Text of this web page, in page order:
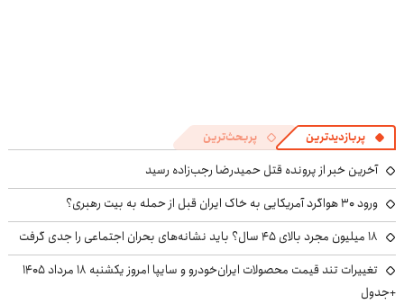
پربازدیدترین پربحث‌ترین
آخرین خبر از پرونده قتل حمیدرضا رجب‌زاده رسید
ورود ۳۰ هواگرد آمریکایی به خاک ایران قبل از حمله به بیت رهبری؟
۱۸ میلیون مجرد بالای ۴۵ سال؟ باید نشانه‌های بحران اجتماعی را جدی گرفت
تغییرات تند قیمت محصولات ایران‌خودرو و سایپا امروز یکشنبه ۱۸ مرداد ۱۴۰۵
+جدول